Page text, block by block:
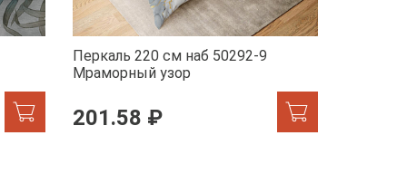
Перкаль 220 см наб 50292-9
Мраморный узор
201.58 ₽